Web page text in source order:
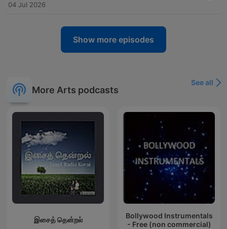
04 Jul 2026
Show more episodes
More Arts podcasts
See all
இசைத் தென்றல்
Bollywood Instrumentals
- Free (non commercial)